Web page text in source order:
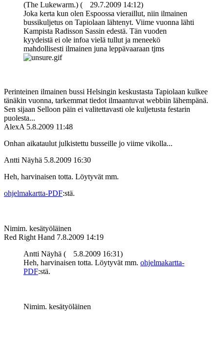
(The Lukewarm.) (
29.7.2009 14:12)
Joka kerta kun olen Espoossa vieraillut, niin ilmainen
bussikuljetus on Tapiolaan lähtenyt. Viime vuonna lähti
Kampista Radisson Sassin edestä. Tän vuoden
kyydeistä ei ole infoa vielä tullut ja meneekö
mahdollisesti ilmainen juna leppävaaraan tjms
Perinteinen ilmainen bussi Helsingin keskustasta Tapiolaan kulkee
tänäkin vuonna, tarkemmat tiedot ilmaantuvat webbiin lähempänä.
Sen sijaan Selloon päin ei valitettavasti ole kuljetusta festarin
puolesta...
AlexA 5.8.2009 11:48
Onhan aikataulut julkistettu busseille jo viime vikolla...
Antti Näyhä 5.8.2009 16:30
Heh, harvinaisen totta. Löytyvät mm.
ohjelmakartta-PDF:stä.
Nimim. kesätyöläinen
Red Right Hand 7.8.2009 14:19
Antti Näyhä (
5.8.2009 16:31)
Heh, harvinaisen totta. Löytyvät mm. ohjelmakartta-
PDF:stä.
Nimim. kesätyöläinen